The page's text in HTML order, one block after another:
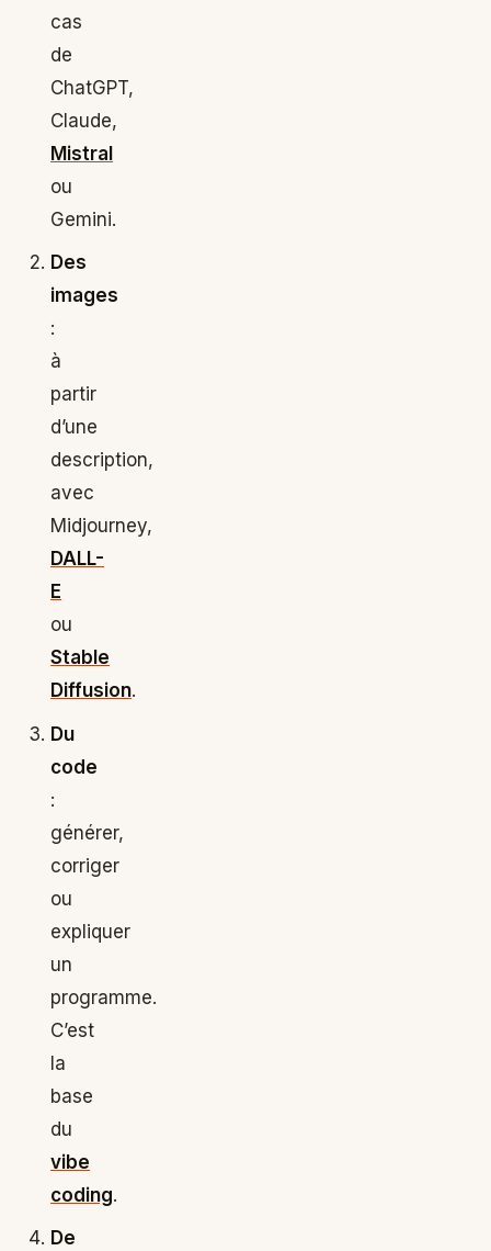
cas
de
ChatGPT,
Claude,
Mistral
ou
Gemini.
Des
images
:
à
partir
d’une
description,
avec
Midjourney,
DALL-
E
ou
Stable
Diffusion.
Du
code
:
générer,
corriger
ou
expliquer
un
programme.
C’est
la
base
du
vibe
coding.
De